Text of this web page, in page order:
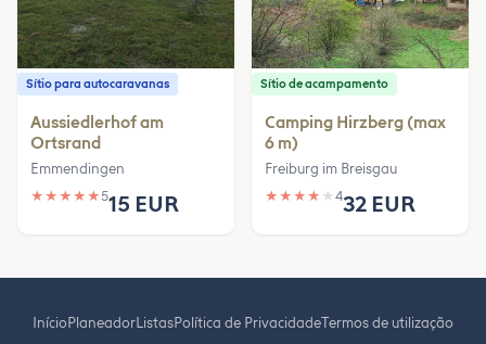
Sítio para autocaravanas
Aussiedlerhof am
Ortsrand
Emmendingen
★ ★ ★ ★ ★515 EUR
Sítio de acampamento
Camping Hirzberg (max
6 m)
Freiburg im Breisgau
★ ★ ★ ★ ★ 432 EUR
InícioPlaneadorListasPolítica de PrivacidadeTermos de utilização